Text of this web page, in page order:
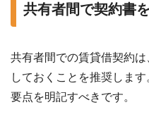
共有者間で契約書
共有者間での賃貸借契約
しておくことを推奨しま
要点を明記すべきです。